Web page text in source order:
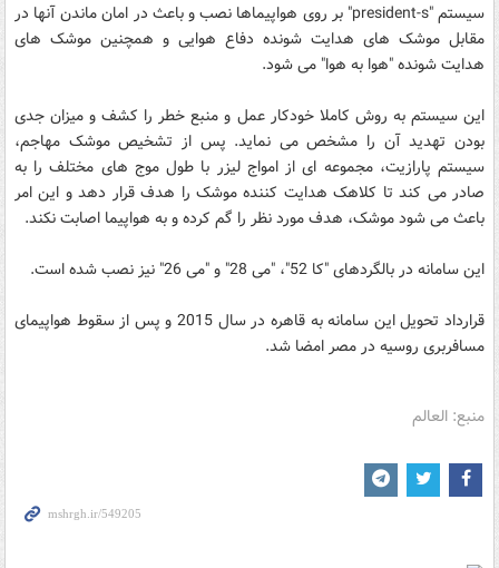
سیستم "president-s" بر روی هواپیماها نصب و باعث در امان ماندن آنها در
مقابل موشک های هدایت شونده دفاع هوایی و همچنین موشک های
هدایت شونده "هوا به هوا" می شود.
این سیستم به روش کاملا خودکار عمل و منبع خطر را کشف و میزان جدی
بودن تهدید آن را مشخص می نماید. پس از تشخیص موشک مهاجم،
سیستم پارازیت، مجموعه ای از امواج لیزر با طول موج های مختلف را به
صادر می کند تا کلاهک هدایت کننده موشک را هدف قرار دهد و این امر
باعث می شود موشک، هدف مورد نظر را گم کرده و به هواپیما اصابت نکند.
این سامانه در بالگردهای "کا 52"، "می 28" و "می 26" نیز نصب شده است.
قرارداد تحویل این سامانه به قاهره در سال 2015 و پس از سقوط هواپیمای
مسافربری روسیه در مصر امضا شد.
منبع: العالم